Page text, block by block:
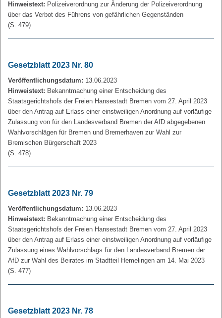
Hinweistext: Polizeiverordnung zur Änderung der Polizeiverordnung
über das Verbot des Führens von gefährlichen Gegenständen
(S. 479)
Gesetzblatt 2023 Nr. 80
Veröffentlichungsdatum: 13.06.2023
Hinweistext: Bekanntmachung einer Entscheidung des
Staatsgerichtshofs der Freien Hansestadt Bremen vom 27. April 2023
über den Antrag auf Erlass einer einstweiligen Anordnung auf vorläufige
Zulassung von für den Landesverband Bremen der AfD abgegebenen
Wahlvorschlägen für Bremen und Bremerhaven zur Wahl zur
Bremischen Bürgerschaft 2023
(S. 478)
Gesetzblatt 2023 Nr. 79
Veröffentlichungsdatum: 13.06.2023
Hinweistext: Bekanntmachung einer Entscheidung des
Staatsgerichtshofs der Freien Hansestadt Bremen vom 27. April 2023
über den Antrag auf Erlass einer einstweiligen Anordnung auf vorläufige
Zulassung eines Wahlvorschlags für den Landesverband Bremen der
AfD zur Wahl des Beirates im Stadtteil Hemelingen am 14. Mai 2023
(S. 477)
Gesetzblatt 2023 Nr. 78